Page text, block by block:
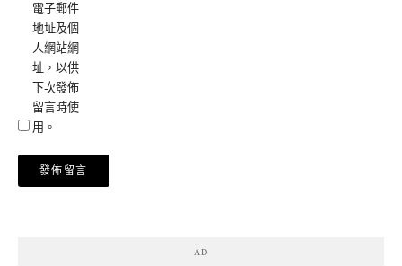
電子郵件
地址及個
人網站網
址，以供
下次發佈
留言時使
用。
AD